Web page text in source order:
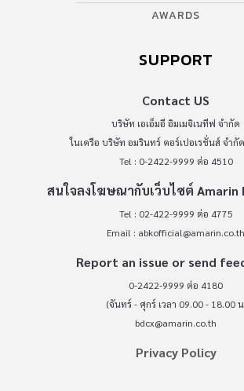
AWARDS
SUPPORT
Contact US
บริษัท เอเอ็มอี อิมเมจิเนทีฟ จำกัด
ในเครือ บริษัท อมรินทร์ คอร์เปอเรชั่นส์ จำกั
Tel : 0-2422-9999 ต่อ 4510
สนใจลงโฆษณากับเว็บไซต์ Amarin
Tel : 02-422-9999 ต่อ 4775
Email : abkofficial@amarin.co.th
Report an issue or send
0-2422-9999 ต่อ 4180
(จันทร์ - ศุกร์ เวลา 09.00 - 18.00
bdcx@amarin.co.th
Privacy Policy